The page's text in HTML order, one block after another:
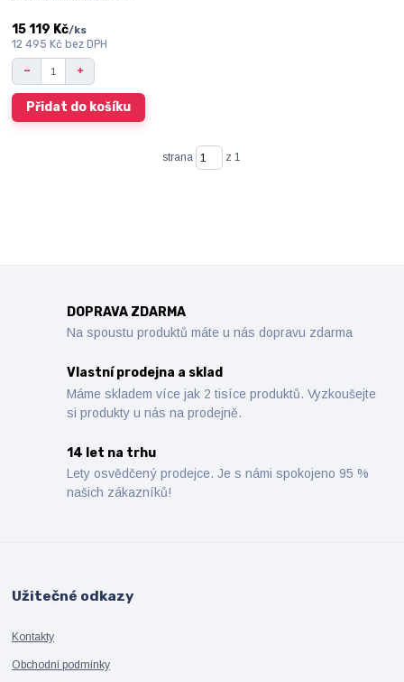
15 119 Kč/ks
12 495 Kčbez DPH
Přidat do košíku
strana z 1
DOPRAVA ZDARMA
Na spoustu produktů máte u nás dopravu zdarma
Vlastní prodejna a sklad
Máme skladem více jak 2 tisíce produktů. Vyzkoušejte
si produkty u nás na prodejně.
14 let na trhu
Lety osvědčený prodejce. Je s námi spokojeno 95 %
našich zákazníků!
Užitečné odkazy
Kontakty
Obchodní podmínky